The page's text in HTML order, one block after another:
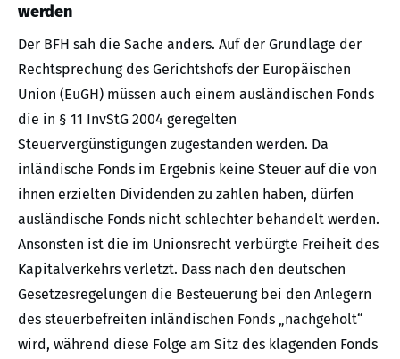
werden
Der BFH sah die Sache anders. Auf der Grundlage der
Rechtsprechung des Gerichtshofs der Europäischen
Union (EuGH) müssen auch einem ausländischen Fonds
die in § 11 InvStG 2004 geregelten
Steuervergünstigungen zugestanden werden. Da
inländische Fonds im Ergebnis keine Steuer auf die von
ihnen erzielten Dividenden zu zahlen haben, dürfen
ausländische Fonds nicht schlechter behandelt werden.
Ansonsten ist die im Unionsrecht verbürgte Freiheit des
Kapitalverkehrs verletzt. Dass nach den deutschen
Gesetzesregelungen die Besteuerung bei den Anlegern
des steuerbefreiten inländischen Fonds „nachgeholt“
wird, während diese Folge am Sitz des klagenden Fonds